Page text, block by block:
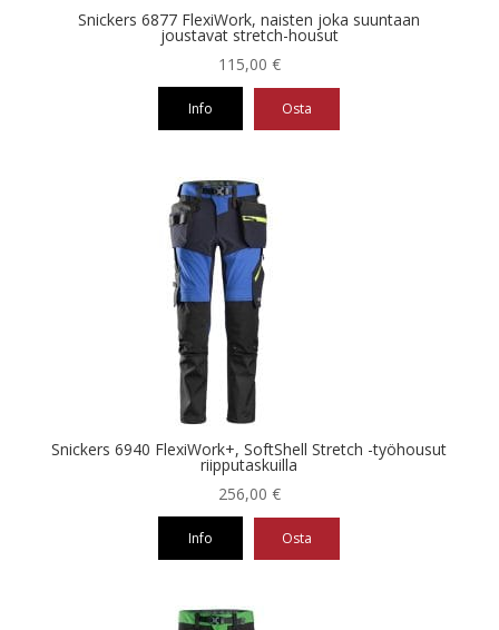
Snickers 6877 FlexiWork, naisten joka suuntaan
joustavat stretch-housut
115,00 €
Info Osta
Snickers 6940 FlexiWork+, SoftShell Stretch -työhousut
riipputaskuilla
256,00 €
Info Osta